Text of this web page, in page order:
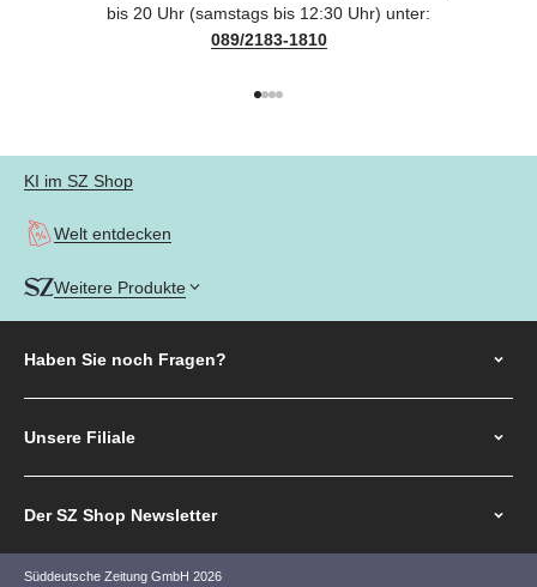
bis 20 Uhr (samstags bis 12:30 Uhr) unter:
089/2183-1810
KI im SZ Shop
Welt entdecken
Weitere Produkte
Haben Sie noch Fragen?
Unsere Filiale
Der SZ Shop Newsletter
Süddeutsche Zeitung GmbH 2026